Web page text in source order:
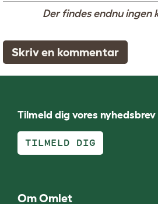
Der findes endnu ingen
Skriv en kommentar
Tilmeld dig vores
TILMELD DIG
Om Omlet